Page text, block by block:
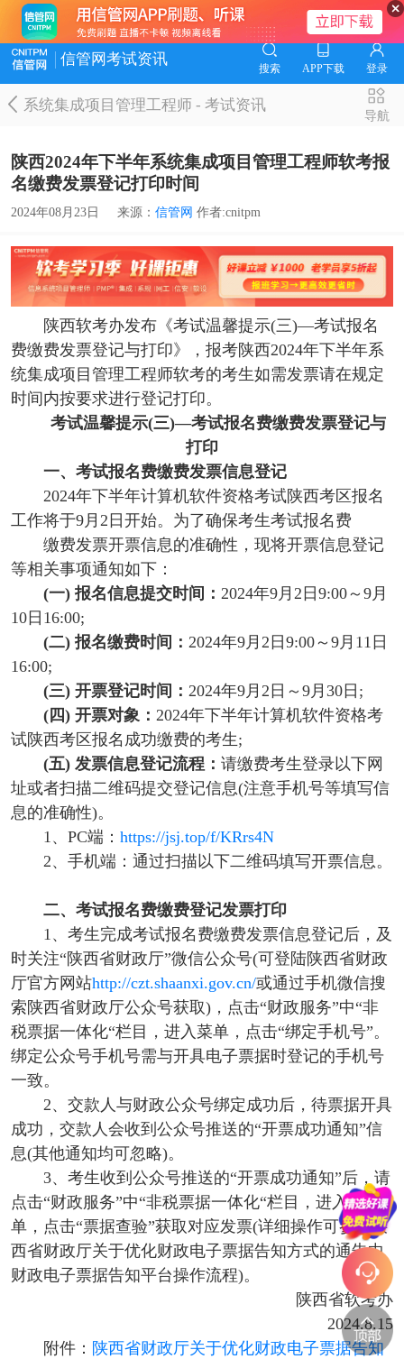
信管网考试资讯
搜索 APP下载 登录
系统集成项目管理工程师-考试资讯
导航
陕西2024年下半年系统集成项目管理工程师软考报
名缴费发票登记打印时间
2024年08月23日 来源： 信管网 作者:cnitpm
陕西软考办发布《考试温馨提示(三)—考试报名
费缴费发票登记与打印》，报考陕西2024年下半年系
统集成项目管理工程师软考的考生如需发票请在规定
时间内按要求进行登记打印。
考试温馨提示(三)—考试报名费缴费发票登记与
打印
一、考试报名费缴费发票信息登记
2024年下半年计算机软件资格考试陕西考区报名
工作将于9月2日开始。为了确保考生考试报名费
缴费发票开票信息的准确性，现将开票信息登记
等相关事项通知如下：
(一) 报名信息提交时间： 2024年9月2日9:00～9月
10日16:00;
(二) 报名缴费时间： 2024年9月2日9:00～9月11日
16:00;
(三) 开票登记时间： 2024年9月2日～9月30日;
(四) 开票对象： 2024年下半年计算机软件资格考
试陕西考区报名成功缴费的考生;
(五) 发票信息登记流程： 请缴费考生登录以下网
址或者扫描二维码提交登记信息(注意手机号等填写信
息的准确性)。
1、PC端： https://jsj.top/f/KRrs4N
2、手机端：通过扫描以下二维码填写开票信息。
二、考试报名费缴费登记发票打印
1、考生完成考试报名费缴费发票信息登记后，及
时关注“陕西省财政厅”微信公众号(可登陆陕西省财政
厅官方网站http://czt.shaanxi.gov.cn/或通过手机微信搜
索陕西省财政厅公众号获取)，点击“财政服务”中“非
税票据一体化“栏目，进入菜单，点击“绑定手机号”。
绑定公众号手机号需与开具电子票据时登记的手机号
一致。
2、交款人与财政公众号绑定成功后，待票据开具
成功，交款人会收到公众号推送的“开票成功通知”信
息(其他通知均可忽略)。
3、考生收到公众号推送的“开票成功通知”后，请
点击“财政服务”中“非税票据一体化“栏 目，进入菜
单，点击“票据查验”获取对应发票(详细操作可参考陕
西省财政厅关于优化财政电子票据告知方式的通告中
财政电子票据告知平台操作流程)。
陕西省软考办
2024.8.15
附件： 陕西省财政厅关于优化财政电子票据告知